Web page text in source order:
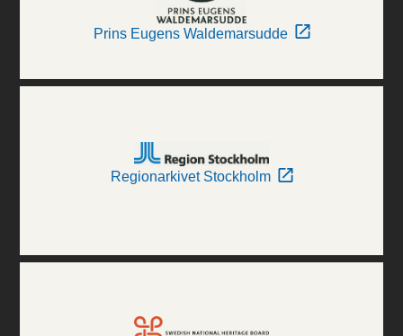
Prins Eugens Waldemarsudde
Regionarkivet Stockholm